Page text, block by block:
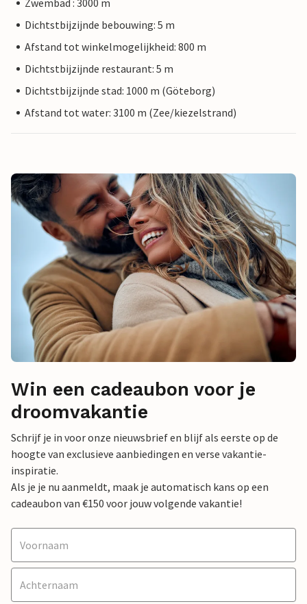
Zwembad : 3000 m
Dichtstbijzijnde bebouwing: 5 m
Afstand tot winkelmogelijkheid: 800 m
Dichtstbijzijnde restaurant: 5 m
Dichtstbijzijnde stad: 1000 m (Göteborg)
Afstand tot water: 3100 m (Zee/kiezelstrand)
Win een cadeaubon voor je
droomvakantie
Schrijf je in voor onze nieuwsbrief en blijf als eerste op de
hoogte van exclusieve aanbiedingen en verse vakantie-
inspiratie.
Als je je nu aanmeldt, maak je automatisch kans op een
cadeaubon van €150 voor jouw volgende vakantie!